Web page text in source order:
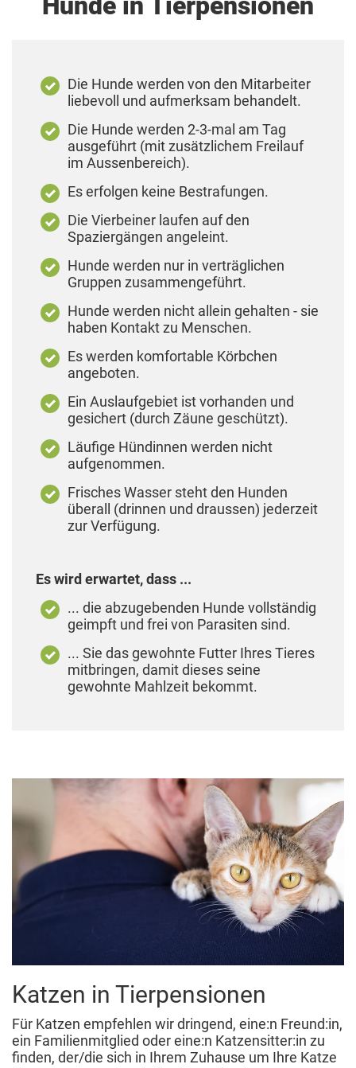
Die Hunde werden von den Mitarbeiter
liebevoll und aufmerksam behandelt.
Die Hunde werden 2-3-mal am Tag
ausgeführt (mit zusätzlichem Freilauf
im Aussenbereich).
Es erfolgen keine Bestrafungen.
Die Vierbeiner laufen auf den
Spaziergängen angeleint.
Hunde werden nur in verträglichen
Gruppen zusammengeführt.
Hunde werden nicht allein gehalten - sie
haben Kontakt zu Menschen.
Es werden komfortable Körbchen
angeboten.
Ein Auslaufgebiet ist vorhanden und
gesichert (durch Zäune geschützt).
Läufige Hündinnen werden nicht
aufgenommen.
Frisches Wasser steht den Hunden
überall (drinnen und draussen) jederzeit
zur Verfügung.
Es wird erwartet, dass ...
... die abzugebenden Hunde vollständig
geimpft und frei von Parasiten sind.
... Sie das gewohnte Futter Ihres Tieres
mitbringen, damit dieses seine
gewohnte Mahlzeit bekommt.
Katzen in Tierpensionen
Für Katzen empfehlen wir dringend, eine:n Freund:in,
ein Familienmitglied oder eine:n Katzensitter:in zu
finden, der/die sich in Ihrem Zuhause um Ihre Katze